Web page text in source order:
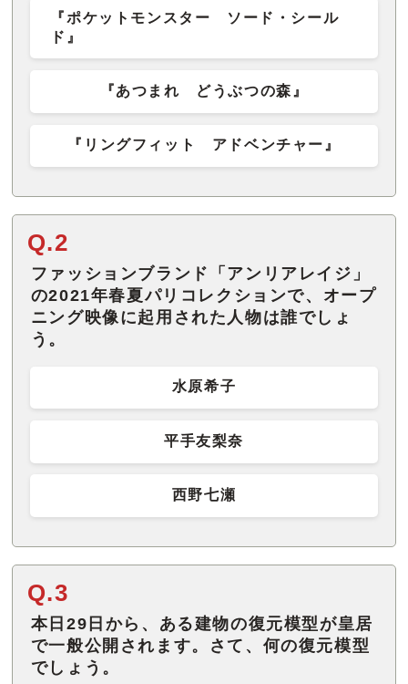
『ポケットモンスター ソード・シール
ド』
『あつまれ どうぶつの森』
『リングフィット アドベンチャー』
Q.2
ファッションブランド「アンリアレイジ」
の2021年春夏パリコレクションで、オープ
ニング映像に起用された人物は誰でしょ
う。
水原希子
平手友梨奈
西野七瀬
Q.3
本日29日から、ある建物の復元模型が皇居
で一般公開されます。さて、何の復元模型
でしょう。